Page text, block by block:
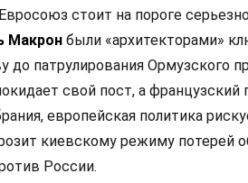
стоит на пороге
Макрон были «архитекторами»
патрулирования Ормузского
свой пост, а французский
европейская политика
киевскому режиму потерей
России.